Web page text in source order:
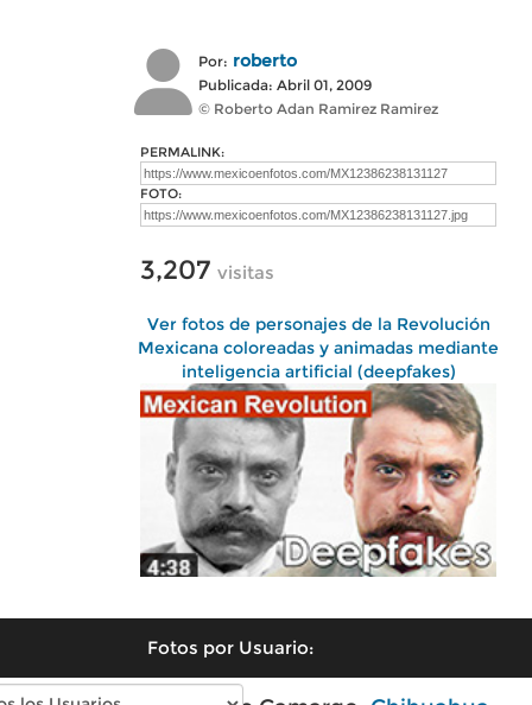
Por: roberto
Publicada: Abril 01, 2009
© Roberto Adan Ramirez Ramirez
PERMALINK:
FOTO:
3,207 visitas
Ver fotos de personajes de la Revolución
Mexicana coloreadas y animadas mediante
inteligencia artificial (deepfakes)
Fotos por Usuario: